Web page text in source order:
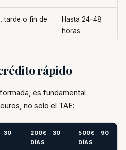
tarde o fin de
Hasta 24–48
horas
rápido
es fundamental
no solo el TAE:
30
200€ · 30
DÍAS
500€ · 90
DÍAS